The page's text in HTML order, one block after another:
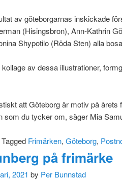
av göteborgarnas inskickade
(Hisingsbron), Ann-Kathrin
Shypotilo (Röda Sten) alla
av dessa illustrationer,
att Göteborg är motiv på
som du tycker om, säger Mia
Tagged Frimärken, Göteborg,
på frimärke
2021 by Per Bunnstad